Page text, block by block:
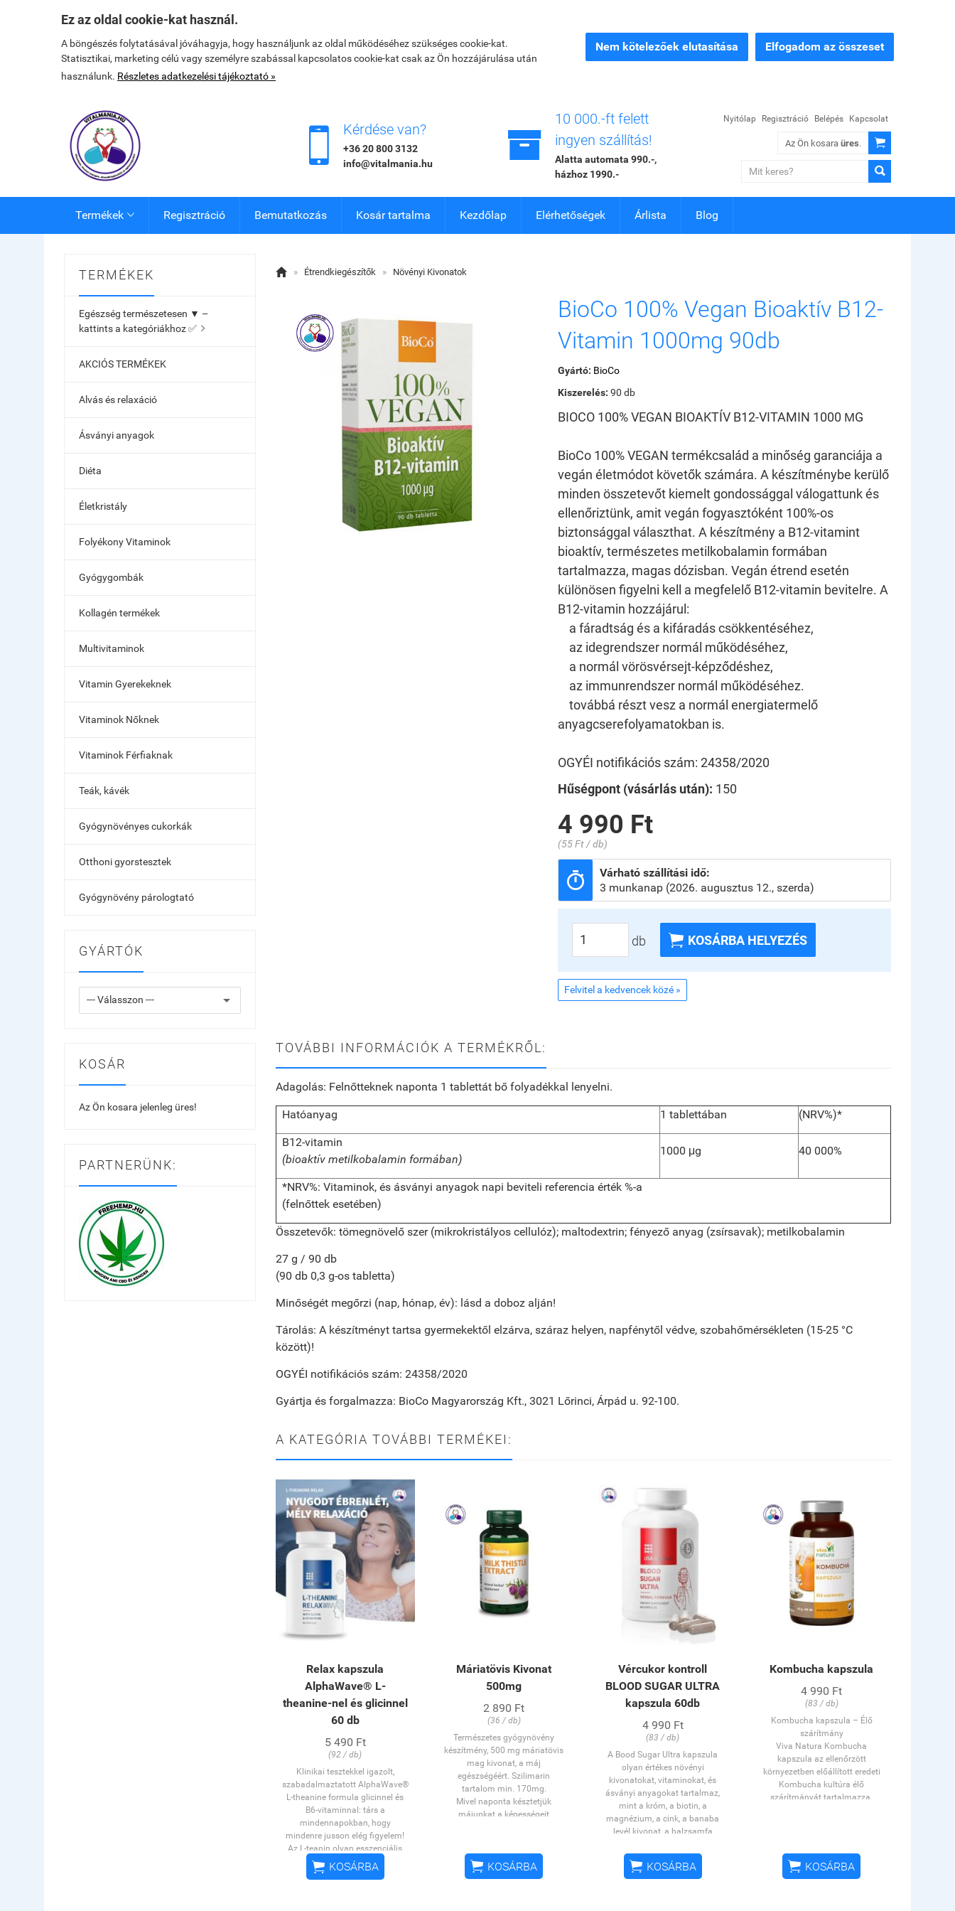
Ez az oldal cookie-kat használ.
A böngészés folytatásával jóváhagyja, hogy használjunk az oldal működéséhez szükséges cookie-kat.
Statisztikai, marketing célú vagy személyre szabással kapcsolatos cookie-kat csak az Ön hozzájárulása után
használunk. Részletes adatkezelési tájékoztató »
Nem kötelezőek elutasítása Elfogadom az összeset
 Kérdése van?
+36 20 800 3132
info@vitalmania.hu

10 000.-ft felett
ingyen szállítás!
Alatta automata 990.-,
házhoz 1990.-
Nyitólap Regisztráció Belépés Kapcsolat
Az Ön kosara üres.


Termékek  Regisztráció Bemutatkozás Kosár tartalma Kezdőlap Elérhetőségek Árlista Blog
TERMÉKEK
Egészség természetesen ▼ –
kattints a kategóriákhoz ✅ 
AKCIÓS TERMÉKEK
Alvás és relaxáció
Ásványi anyagok
Diéta
Életkristály
Folyékony Vitaminok
Gyógygombák
Kollagén termékek
Multivitaminok
Vitamin Gyerekeknek
Vitaminok Nőknek
Vitaminok Férfiaknak
Teák, kávék
Gyógynövényes cukorkák
Otthoni gyorstesztek
Gyógynövény párologtató
GYÁRTÓK
KOSÁR
Az Ön kosara jelenleg üres!
PARTNERÜNK:
 » Étrendkiegészítők » Növényi Kivonatok
BioCo 100% Vegan Bioaktív B12-
Vitamin 1000mg 90db
Gyártó: BioCo
Kiszerelés: 90 db
BIOCO 100% VEGAN BIOAKTÍV B12-VITAMIN 1000 ΜG
BioCo 100% VEGAN termékcsalád a minőség garanciája a
vegán életmódot követők számára. A készítménybe kerülő
minden összetevőt kiemelt gondossággal válogattunk és
ellenőriztünk, amit vegán fogyasztóként 100%-os
biztonsággal választhat. A készítmény a B12-vitamint
bioaktív, természetes metilkobalamin formában
tartalmazza, magas dózisban. Vegán étrend esetén
különösen figyelni kell a megfelelő B12-vitamin bevitelre. A
B12-vitamin hozzájárul:
a fáradtság és a kifáradás csökkentéséhez,
az idegrendszer normál működéséhez,
a normál vörösvérsejt-képződéshez,
az immunrendszer normál működéséhez.
továbbá részt vesz a normál energiatermelő
anyagcserefolyamatokban is.
OGYÉI notifikációs szám: 24358/2020
Hűségpont (vásárlás után): 150
4 990 Ft
(55 Ft / db)

Várható szállítási idő:
3 munkanap (2026. augusztus 12., szerda)
db  KOSÁRBA HELYEZÉS
Felvitel a kedvencek közé »
TOVÁBBI INFORMÁCIÓK A TERMÉKRŐL:
Adagolás: Felnőtteknek naponta 1 tablettát bő folyadékkal lenyelni.
Hatóanyag 1 tablettában (NRV%)*
B12-vitamin
(bioaktív metilkobalamin formában)
1000 μg 40 000%
*NRV%: Vitaminok, és ásványi anyagok napi beviteli referencia érték %-a
(felnőttek esetében)
Összetevők: tömegnövelő szer (mikrokristályos cellulóz); maltodextrin; fényező anyag (zsírsavak); metilkobalamin
27 g / 90 db
(90 db 0,3 g-os tabletta)
Minőségét megőrzi (nap, hónap, év): lásd a doboz alján!
Tárolás: A készítményt tartsa gyermekektől elzárva, száraz helyen, napfénytől védve, szobahőmérsékleten (15-25 °C
között)!
OGYÉI notifikációs szám: 24358/2020
Gyártja és forgalmazza: BioCo Magyarország Kft., 3021 Lőrinci, Árpád u. 92-100.
A KATEGÓRIA TOVÁBBI TERMÉKEI:
Relax kapszula
AlphaWave® L-
theanine-nel és glicinnel
60 db
5 490 Ft
(92 / db)
Klinikai tesztekkel igazolt,
szabadalmaztatott AlphaWave®
L-theanine formula glicinnel és
B6-vitaminnal: társ a
mindennapokban, hogy
mindenre jusson elég figyelem!
Az L-teanin olyan esszenciális
aminosav, mely elősegíti a
koncentráció és a figyelmi
 KOSÁRBA
Máriatövis Kivonat
500mg
2 890 Ft
(36 / db)
Természetes gyógynövény
készítmény, 500 mg máriatövis
mag kivonat, a máj
egészségéért. Szilimarin
tartalom min. 170mg.
Mivel naponta késztetjük
májunkat a képességeit
gyógyszert szedünk vagy nehéz,
zsíros ételeket eszünk – ezért
nagyon fontos, hogy valamilyen
 KOSÁRBA
Vércukor kontroll
BLOOD SUGAR ULTRA
kapszula 60db
4 990 Ft
(83 / db)
A Bood Sugar Ultra kapszula
olyan értékes növényi
kivonatokat, vitaminokat, és
ásványi anyagokat tartalmaz,
mint a króm, a biotin, a
magnézium, a cink, a banaba
levél kivonat, a balzsamfa
cickafark kivonat és a selyem
eperfa levél őrlemény amelyek az
 KOSÁRBA
Kombucha kapszula
4 990 Ft
(83 / db)
Kombucha kapszula – Élő
szárítmány
Viva Natura Kombucha
kapszula az ellenőrzött
környezetben előállított eredeti
Kombucha kultúra élő
szárítmányát tartalmazza.
kombucha igazából nem gomba,
hanem zuzmó, ami a gomba és
 KOSÁRBA